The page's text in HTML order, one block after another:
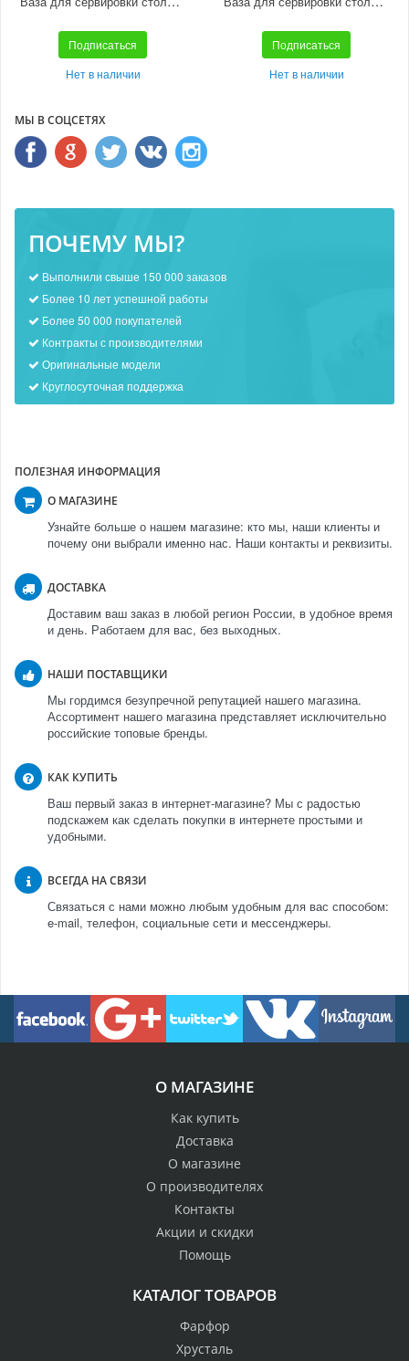
Подписаться
Нет в наличии
Подписаться
Нет в наличии
МЫ В СОЦСЕТЯХ
ПОЧЕМУ МЫ?
Выполнили свыше 150 000 заказов
Более 10 лет успешной работы
Более 50 000 покупателей
Контракты с производителями
Оригинальные модели
Круглосуточная поддержка
ПОЛЕЗНАЯ ИНФОРМАЦИЯ
О МАГАЗИНЕ
Узнайте больше о нашем магазине: кто мы, наши клиенты и
почему они выбрали именно нас. Наши контакты и реквизиты.
ДОСТАВКА
Доставим ваш заказ в любой регион России, в удобное время
и день. Работаем для вас, без выходных.
НАШИ ПОСТАВЩИКИ
Мы гордимся безупречной репутацией нашего магазина.
Ассортимент нашего магазина представляет исключительно
российские топовые бренды.
КАК КУПИТЬ
Ваш первый заказ в интернет-магазине? Мы с радостью
подскажем как сделать покупки в интернете простыми и
удобными.
ВСЕГДА НА СВЯЗИ
Связаться с нами можно любым удобным для вас способом:
e-mail, телефон, социальные сети и мессенджеры.
О МАГАЗИНЕ
Как купить
Доставка
О магазине
О производителях
Контакты
Акции и скидки
Помощь
КАТАЛОГ ТОВАРОВ
Фарфор
Хрусталь